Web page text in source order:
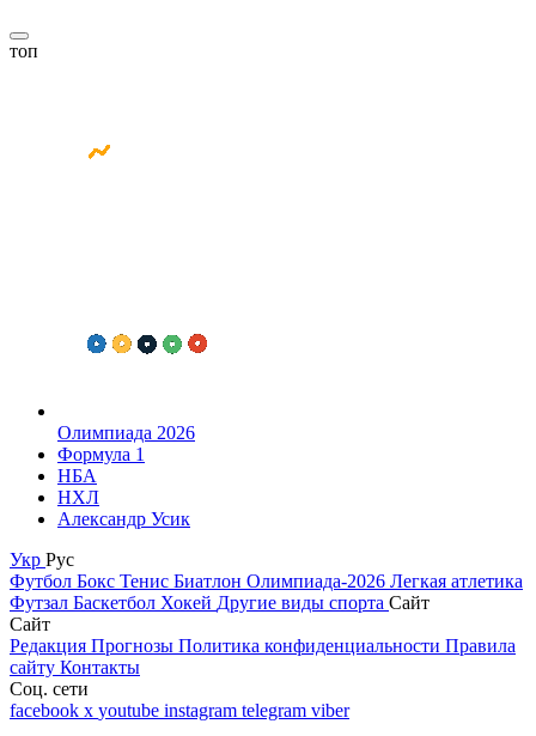
топ
Олимпиада 2026
Формула 1
НБА
НХЛ
Александр Усик
Укр Рус
Футбол Бокс Тенис Биатлон Олимпиада-2026 Легкая атлетика
Футзал Баскетбол Хокей Другие виды спорта Сайт
Сайт
Редакция Прогнозы Политика конфиденциальности Правила
сайту Контакты
Соц. сети
facebook x youtube instagram telegram viber